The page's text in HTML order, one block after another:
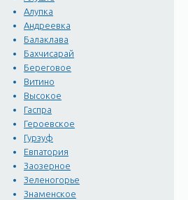
Алупка
Андреевка
Балаклава
Бахчисарай
Береговое
Витино
Высокое
Гаспра
Героевское
Гурзуф
Евпатория
Заозерное
Зеленогорье
Знаменское